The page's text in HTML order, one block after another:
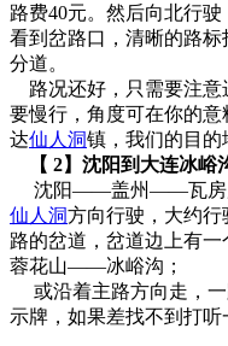
路费40元。然后向北行
看到岔路口，清晰的路
分道。
路况还好，只需要注意
要慢行，角度可在你的意
达仙人洞镇，我们的目的
【 2】沈阳到大连冰峪
沈阳——盖州——瓦房
仙人洞方向行驶，大约行
路的岔道，岔道边上有
蓉花山——冰峪沟；
或沿着主路方向走，一
示牌，如果差找不到打听